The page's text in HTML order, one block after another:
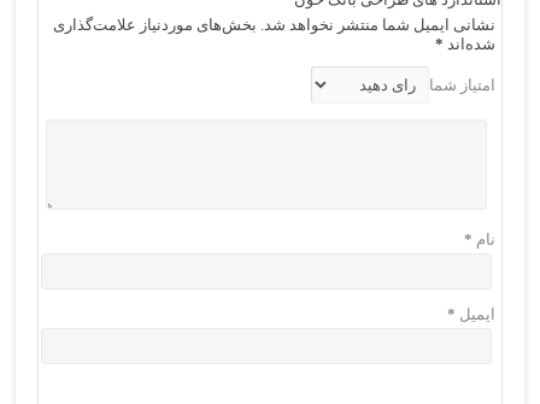
نشانی ایمیل شما منتشر نخواهد شد. بخش‌های موردنیاز علامت‌گذاری
شده‌اند *
امتیاز شما
نام *
ایمیل *